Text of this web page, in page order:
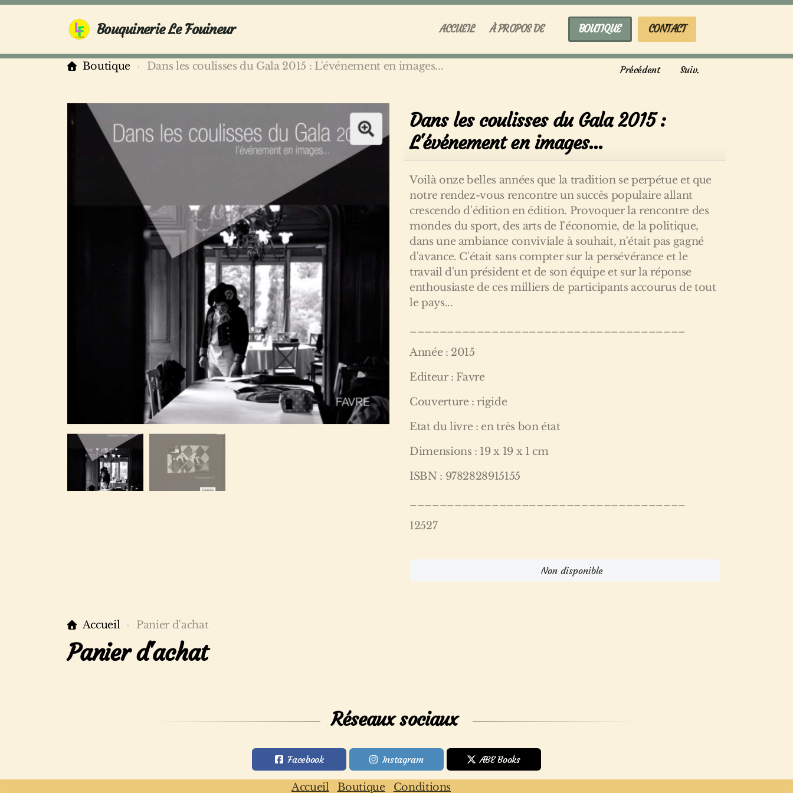
Bouquinerie Le Fouineur ACCUEIL À PROPOS DE BOUTIQUE CONTACT
Précédent Suiv.
Boutique Dans les coulisses du Gala 2015 : L'événement en images...
Dans les coulisses du Gala 2015 :
L'événement en images...
Voilà onze belles années que la tradition se perpétue et que
notre rendez-vous rencontre un succès populaire allant
crescendo d'édition en édition. Provoquer la rencontre des
mondes du sport, des arts de I'économie, de la politique,
dans une ambiance conviviale à souhait, n'était pas gagné
d'avance. C'était sans compter sur la persévérance et le
travail d'un président et de son équipe et sur la réponse
enthousiaste de ces milliers de participants accourus de tout
le pays...
Année : 2015
Editeur : Favre
Couverture : rigide
Etat du livre : en très bon état
Dimensions : 19 x 19 x 1 cm
ISBN : 9782828915155
12527
Non disponible
Accueil Panier d'achat
Panier d'achat
Réseaux sociaux
Facebook Instagram ABE Books
Accueil Boutique Conditions